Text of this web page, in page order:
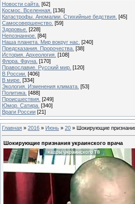
Новости сайта. [62]
Космос. Вселенная. [136]
Катастрофы. Аномалии. Стихийные бедствия. [45]
Самосовершенство. [59]
Здоровье. [228]
Непознанное. [84]
Наша планета. Мир вокруг нас. [240]
Предсказания. Пророчества. [38]
История. Археология. [108]
Флора. Фауна. [170]
Православие. Русский мир. [120]
В России. [406]
В мире. [334]
Экология. Изменения климата. [53]
Политика. [488]
Происшествия. [249]
Юмор. Сатира. [340]
Враги России [21]
Главная » 2016 » Июнь » 20 » Шокирующие
Шокирующие признания украинского врача